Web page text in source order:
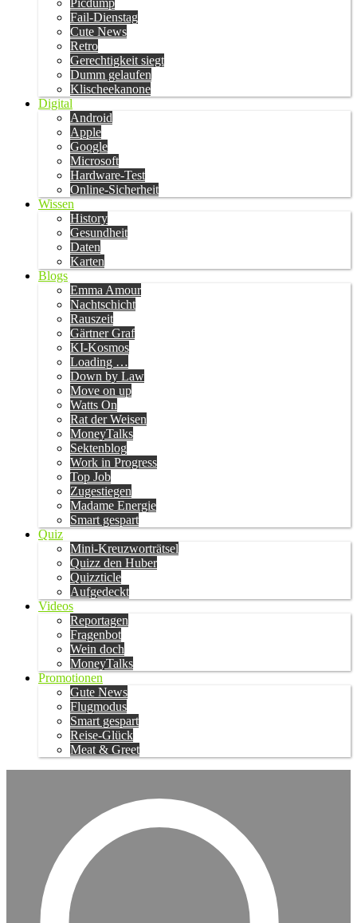
Picdump
Fail-Dienstag
Cute News
Retro
Gerechtigkeit siegt
Dumm gelaufen
Klischeekanone
Digital
Android
Apple
Google
Microsoft
Hardware-Test
Online-Sicherheit
Wissen
History
Gesundheit
Daten
Karten
Blogs
Emma Amour
Nachtschicht
Rauszeit
Gärtner Graf
KI-Kosmos
Loading …
Down by Law
Move on up
Watts On
Rat der Weisen
MoneyTalks
Sektenblog
Work in Progress
Top Job
Zugestiegen
Madame Energie
Smart gespart
Quiz
Mini-Kreuzworträtsel
Quizz den Huber
Quizzticle
Aufgedeckt
Videos
Reportagen
Fragenbot
Wein doch
MoneyTalks
Promotionen
Gute News
Flugmodus
Smart gespart
Reise-Glück
Meat & Greet